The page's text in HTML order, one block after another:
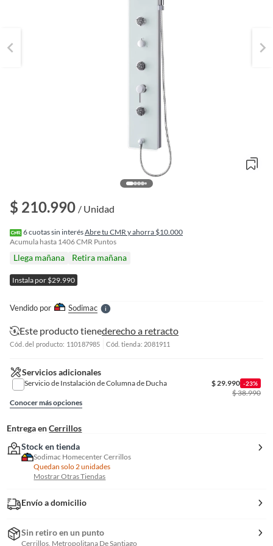
$ 210.990 / Unidad
6cuotas sin interésAbre tu CMR y ahorra $10.000
Acumula hasta 1406CMR Puntos
Llega mañana Retira mañana
Instala por $29.990
Vendido por SodimacS
r
n
f
Este producto tienederecho a retracto
Cód. del producto: 110187985 Cód. tienda: 2081911
Servicios adicionales
Servicio de Instalación de Columna de Ducha $29.990 -23%
$38.990
Conocer más opciones
Entrega en Cerrillos
Stock en tienda
Sodimac Homecenter Cerrillos
Quedan solo 2 unidades
Mostrar Otras Tiendas
Envío a domicilio
Sin retiro en un punto
Cerrillos, Metropolitana De Santiago